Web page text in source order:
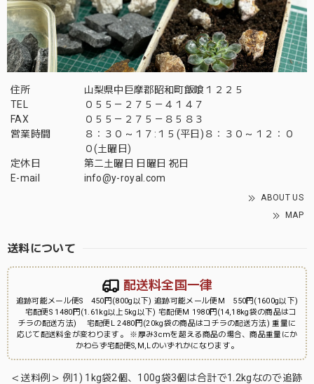
住所
山梨県中巨摩郡昭和町飯喰１２２５
TEL
０５５－２７５－４１４７
FAX
０５５－２７５－８５８３
営業時間
８：３０～１７:１５(平日)８：３０～１２：０
０(土曜日)
定休日
第二土曜日 日曜日 祝日
E-mail
info@y-royal.com
ABOUT US
MAP
送料について
配送料全国一律
追跡可能メール便S 450円(800g以下) 追跡可能メール便M 550円(1600g以下)
宅配便S 1480円(1.61kg以上5kg以下) 宅配便M 1980円(14,18kg袋の商品はコ
チラの配送方法) 宅配便L 2480円(20kg袋の商品はコチラの配送方法) 重量に
応じて配送料金が変わります。 ※厚み3cmを超える商品の場合、商品重量にか
かわらず宅配便S,M,Lのいずれかになります。
＜送料例＞ 例1) 1kg袋2個、100g袋3個は合計で1.2kgなので追跡